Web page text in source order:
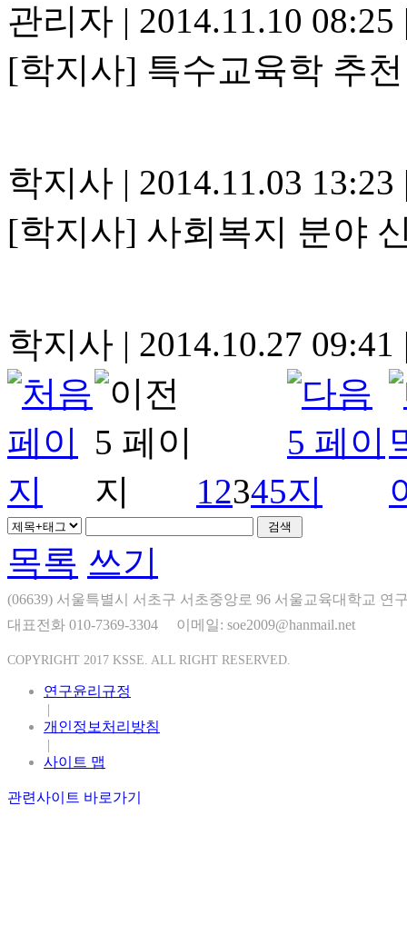
관리자 | 2014.11.10 08:25
[학지사] 특수교육학 추
학지사 | 2014.11.03 13:23
[학지사] 사회복지 분야
학지사 | 2014.10.27 09:41
12345
목록 쓰기
(06639) 서울특별시 서초구 서초중앙로 96 서울교육대학교 연
대표전화 010-7369-3304 이메일: soe2009@hanmail.net
COPYRIGHT 2017 KSSE. ALL RIGHT RESERVED.
연구윤리규정
|
개인정보처리방침
|
사이트 맵
관련사이트 바로가기